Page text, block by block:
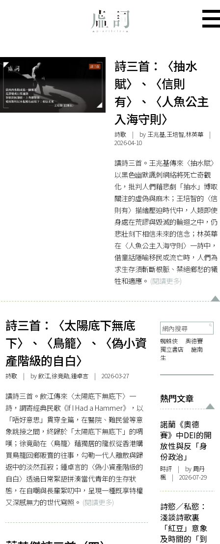
詩三首：〈抽水
賦〉、〈信則
有〉、〈人魚公主
入海守則〉
詩歌| by 王兆基,王培智,林英華 |
2026-04-10
讀詩三首。王兆基傳來〈抽水賦〉
以黑色幽默諷刺網絡將死亡奇觀
化，批判人們藉悲劇「抽水」博取
關注的虛偽與麻木；王培智的〈信
則有〉描繪壓迫時代中，人類即使
身處在荒謬與毀滅的輪迴之中，仍
悲壯刻下相信未來的信念；林英華
在〈人魚公主入海守則〉一詩中，
借童話隱喻移民或流亡時，人們為
求生存須斬斷根脈、禁絕鄉愁的犧
牲和適應。 (閱讀更多)
詩三首：〈太陽底下無底
下〉、〈鳥籠〉、〈偽小資
產階級的自白〉
詩歌 | by 飲江,徐竟勛,鍾卓言 | 2026-03-27
讀詩三首。飲江傳來〈太陽底下無底下〉一
詩，調寄經典民歌《If I Had a Hammer》，以
「唔好意思」貫穿全篇，在醫院、難民營等意
象跳接之間，終歸於「太陽底下無底下」的喟
嘆；徐竟勛在〈鳥籠〉藉獨居的龍叔從香港購
買鳥籠回鄉販賣的往事，勾勒一代人離散與歸
返中的淡然孤寂；鍾卓言的〈偽小資產階級的
自白〉透過日常絮語拼湊當代青年的生存狀
態，在自嘲與長輩絮叨中，呈現一種既享特權
又深感無力的世代寫照。 (閱讀更多)
蜘蛛俠
奧德賽
獨立書店
施南
生
熱門文章
諾蘭《奧德
賽》中DEI的開
放性與反「身
份政治」
時評 | by周丹
楓 | 2026-07-29
詩慾／私慾：
淺談詩歌裏
「紅豆」意象
及時間的「到